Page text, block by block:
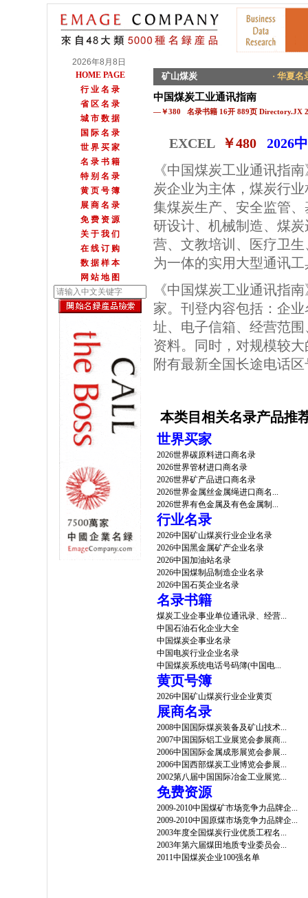
2026年8月8日
HOME PAGE
行 业 名 录
省 区 名 录
城 市 数 据
国 际 名 录
世 界 买 家
名 录 书 籍
特 别 名 录
黄 页 号 簿
展 商 名 录
免 费 资 源
关 于 我 们
在 线 订 购
数 据 样 本
网 站 地 图
矿山煤炭 · 华夏
中国煤炭工业通讯指南
—￥380 名录书籍 16开 889页 Directory.JX
EXCEL ￥480
2026
《中国煤炭工业通讯指
炭企业为主体，煤炭行
集煤炭生产、安全监管
研设计、机械制造、煤
营、文教培训、医疗卫
为一体的实用大型通讯
《中国煤炭工业通讯指
家。刊登内容包括：企
址、电子信箱、经营范
资料。同时，对规模较
附有最新全国长途电话
本类目相关名录产品推
世界买家
2026世界碳原料进口商名录
2026世界管材进口商名录
2026世界矿产品进口商名录
2026世界金属丝金属绳进口商名...
2026世界有色金属及有色金属制...
行业名录
2026中国矿山煤炭行业企业名录
2026中国黑金属矿产企业名录
2026中国加油站名录
2026中国煤制品制造企业名录
2026中国石英企业名录
名录书籍
煤炭工业企事业单位通讯录、经营...
中国石油石化企业大全
中国煤炭企事业名录
中国电炭行业企业名录
中国煤炭系统电话号码簿(中国电...
黄页号簿
2026中国矿山煤炭行业企业黄页
展商名录
2008中国国际煤炭装备及矿山技术...
2007中国国际铝工业展览会参展商...
2006中国国际金属成形展览会参展...
2006中国西部煤炭工业博览会参展...
2002第八届中国国际冶金工业展览...
免费资源
2009-2010中国煤矿市场竞争力品牌企...
2009-2010中国原煤市场竞争力品牌企...
2003年度全国煤炭行业优质工程名...
2003年第六届煤田地质专业委员会...
2011中国煤炭企业100强名单